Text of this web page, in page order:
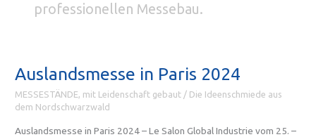
professionellen Messebau.
Auslandsmesse in Paris 2024
MESSESTÄNDE, mit Leidenschaft gebaut / Die Ideenschmiede aus
dem Nordschwarzwald
Auslandsmesse in Paris 2024 – Le Salon Global Industrie vom 25. –